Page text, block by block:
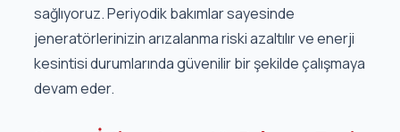
sağlıyoruz. Periyodik bakımlar sayesinde
jeneratörlerinizin arızalanma riski azaltılır ve enerji
kesintisi durumlarında güvenilir bir şekilde çalışmaya
devam eder.